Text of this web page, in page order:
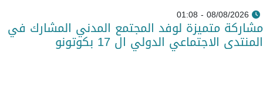
08/08/2026 - 01:08
مشاركة متميزة لوفد المجتمع المدني المشارك في
المنتدى الاجتماعي الدولي ال 17 بكوتونو